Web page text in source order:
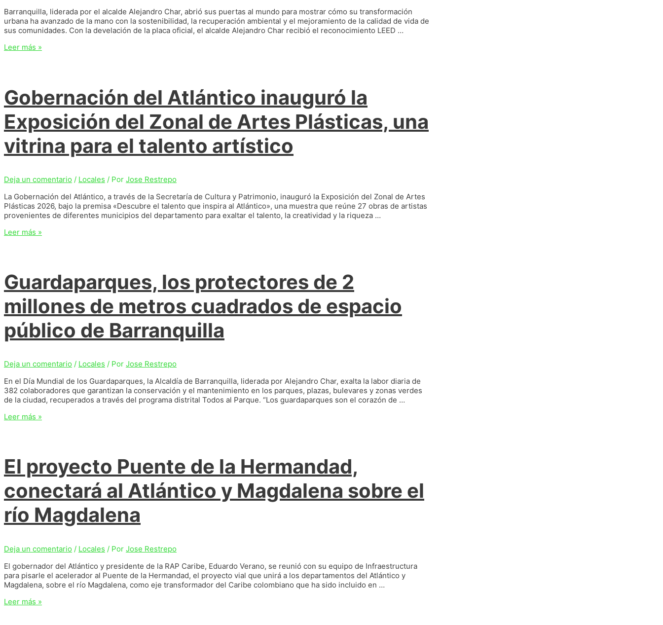
Barranquilla, liderada por el alcalde Alejandro Char, abrió sus puertas al mundo para mostrar cómo su transformación
urbana ha avanzado de la mano con la sostenibilidad, la recuperación ambiental y el mejoramiento de la calidad de vida de
sus comunidades. Con la develación de la placa oficial, el alcalde Alejandro Char recibió el reconocimiento LEED …
El
con
el
planeta:
alcalde
Char
al
recibir
primera
sostenible
de
Suramérica
Leer más »
Gobernación del Atlántico inauguró la
Exposición del Zonal de Artes Plásticas, una
vitrina para el talento artístico
Deja un comentario / Locales / Por Jose Restrepo
La Gobernación del Atlántico, a través de la Secretaría de Cultura y Patrimonio, inauguró la Exposición del Zonal de Artes
Plásticas 2026, bajo la premisa «Descubre el talento que inspira al Atlántico», una muestra que reúne 27 obras de artistas
provenientes de diferentes municipios del departamento para exaltar el talento, la creatividad y la riqueza …
Gobernación
Exposición
del
de
Artes
Plásticas,
una
vitrina
el
artístico
Leer más »
Guardaparques, los protectores de 2
millones de metros cuadrados de espacio
público de Barranquilla
Deja un comentario / Locales / Por Jose Restrepo
En el Día Mundial de los Guardaparques, la Alcaldía de Barranquilla, liderada por Alejandro Char, exalta la labor diaria de
382 colaboradores que garantizan la conservación y el mantenimiento en los parques, plazas, bulevares y zonas verdes
de la ciudad, recuperados a través del programa distrital Todos al Parque. “Los guardaparques son el corazón de …
Guardaparques,
millones
de
cuadrados
de
espacio
público
Leer más »
El proyecto Puente de la Hermandad,
conectará al Atlántico y Magdalena sobre el
río Magdalena
Deja un comentario / Locales / Por Jose Restrepo
El gobernador del Atlántico y presidente de la RAP Caribe, Eduardo Verano, se reunió con su equipo de Infraestructura
para pisarle el acelerador al Puente de la Hermandad, el proyecto vial que unirá a los departamentos del Atlántico y
Magdalena, sobre el río Magdalena, como eje transformador del Caribe colombiano que ha sido incluido en …
El
Leer más »